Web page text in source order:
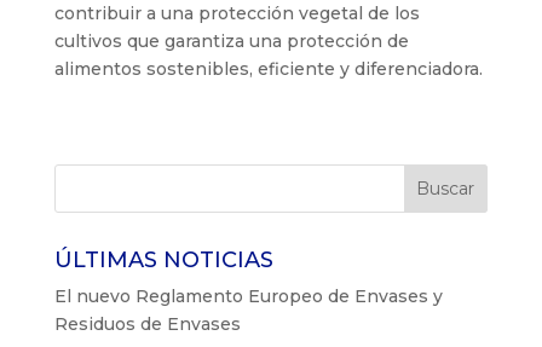
contribuir a una protección vegetal de los
cultivos que garantiza una protección de
alimentos sostenibles, eficiente y diferenciadora.
ÚLTIMAS NOTICIAS
El nuevo Reglamento Europeo de Envases y
Residuos de Envases